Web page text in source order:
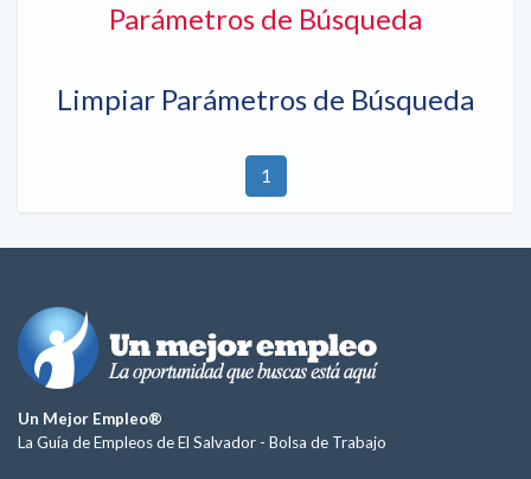
Parámetros de Búsqueda
Limpiar Parámetros de Búsqueda
1
Un Mejor Empleo®
La Guía de Empleos de El Salvador - Bolsa de Trabajo